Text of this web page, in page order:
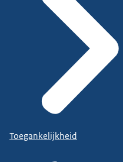
Toegankelijkheid